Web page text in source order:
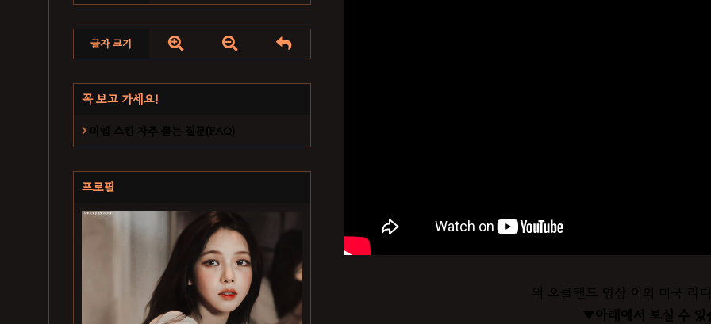
글자 크기   
꼭 보고 가세요!
미넴 스킨 자주 묻는 질문(FAQ)
프로필
위 오클랜드 영상 이외 미국 라
▼아래에서 보실 수